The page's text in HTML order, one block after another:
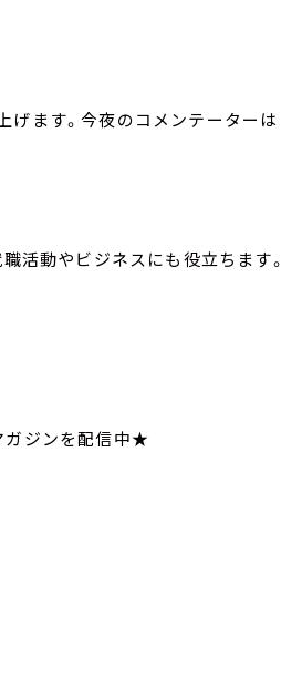
げます。今夜のコメンテーターは
活動やビジネスにも役立ちます。
ールマガジンを配信中★